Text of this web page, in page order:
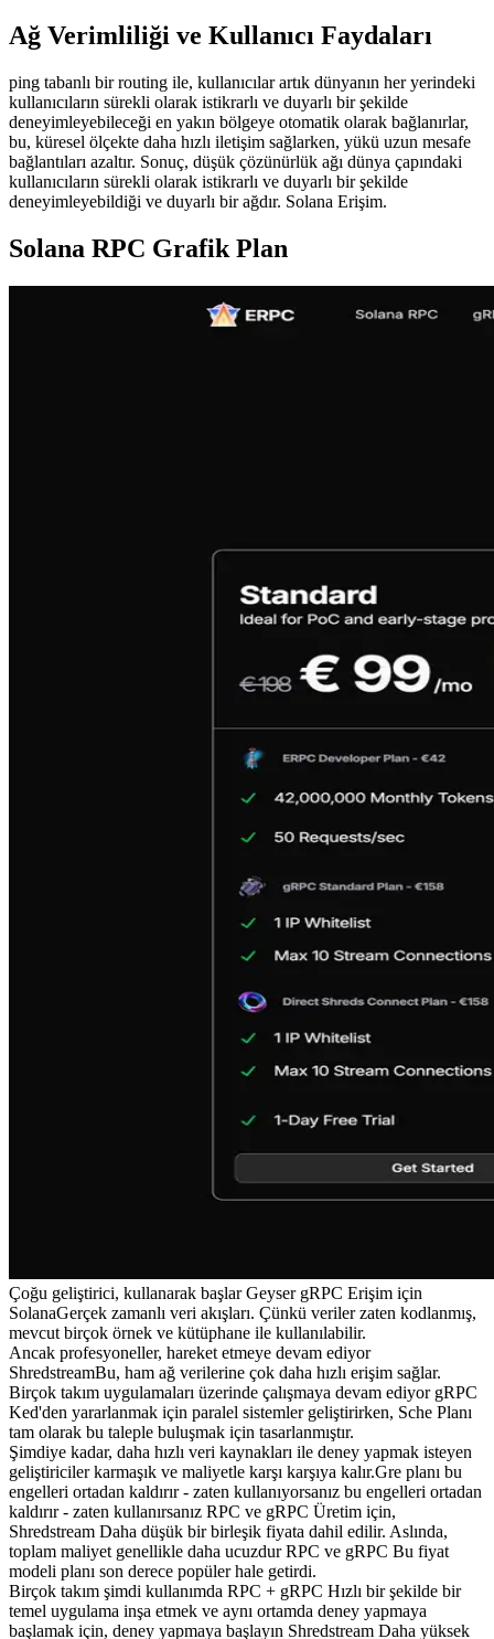
Ağ Verimliliği ve Kullanıcı Faydaları
ping tabanlı bir routing ile, kullanıcılar artık dünyanın her yerindeki
kullanıcıların sürekli olarak istikrarlı ve duyarlı bir şekilde
deneyimleyebileceği en yakın bölgeye otomatik olarak bağlanırlar,
bu, küresel ölçekte daha hızlı iletişim sağlarken, yükü uzun mesafe
bağlantıları azaltır. Sonuç, düşük çözünürlük ağı dünya çapındaki
kullanıcıların sürekli olarak istikrarlı ve duyarlı bir şekilde
deneyimleyebildiği ve duyarlı bir ağdır. Solana Erişim.
Solana RPC Grafik Plan
Çoğu geliştirici, kullanarak başlar Geyser gRPC Erişim için
SolanaGerçek zamanlı veri akışları. Çünkü veriler zaten kodlanmış,
mevcut birçok örnek ve kütüphane ile kullanılabilir.
Ancak profesyoneller, hareket etmeye devam ediyor
ShredstreamBu, ham ağ verilerine çok daha hızlı erişim sağlar.
Birçok takım uygulamaları üzerinde çalışmaya devam ediyor gRPC
Ked'den yararlanmak için paralel sistemler geliştirirken, Sche Planı
tam olarak bu taleple buluşmak için tasarlanmıştır.
Şimdiye kadar, daha hızlı veri kaynakları ile deney yapmak isteyen
geliştiriciler karmaşık ve maliyetle karşı karşıya kalır.Gre planı bu
engelleri ortadan kaldırır - zaten kullanıyorsanız bu engelleri ortadan
kaldırır - zaten kullanırsanız RPC ve gRPC Üretim için,
Shredstream Daha düşük bir birleşik fiyata dahil edilir. Aslında,
toplam maliyet genellikle daha ucuzdur RPC ve gRPC Bu fiyat
modeli planı son derece popüler hale getirdi.
Birçok takım şimdi kullanımda RPC + gRPC Hızlı bir şekilde bir
temel uygulama inşa etmek ve aynı ortamda deney yapmaya
başlamak için, deney yapmaya başlayın Shredstream Daha yüksek